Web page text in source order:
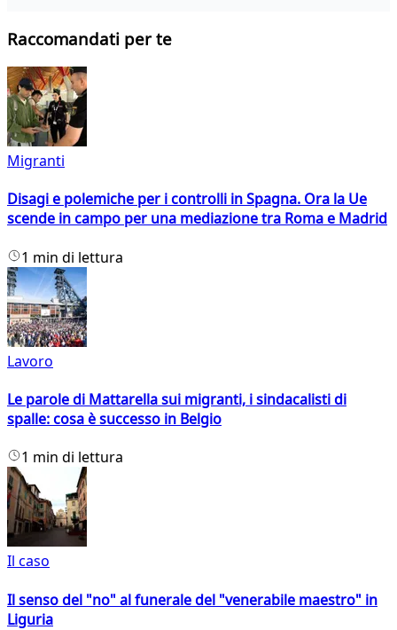
Raccomandati per te
Migranti
Disagi e polemiche per i controlli in Spagna. Ora la Ue
scende in campo per una mediazione tra Roma e Madrid
1 min di lettura
Lavoro
Le parole di Mattarella sui migranti, i sindacalisti di
spalle: cosa è successo in Belgio
1 min di lettura
Il caso
Il senso del "no" al funerale del "venerabile maestro" in
Liguria